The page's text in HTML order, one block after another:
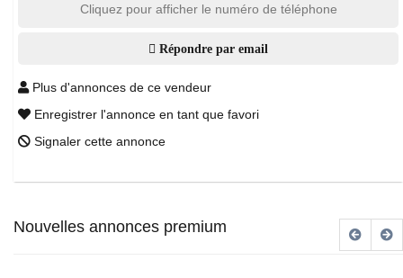
Cliquez pour afficher le numéro de téléphone
Répondre par email
Plus d'annonces de ce vendeur
Enregistrer l'annonce en tant que favori
Signaler cette annonce
Nouvelles annonces premium